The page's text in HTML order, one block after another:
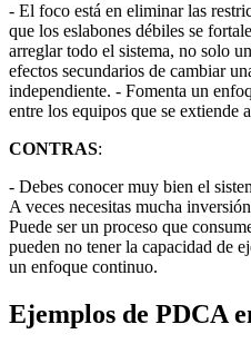
- El foco está en eliminar las
que los eslabones débiles se
arreglar todo el sistema, no solo
efectos secundarios de cambiar
independiente. - Fomenta un
entre los equipos que se extiende
CONTRAS:
- Debes conocer muy bien el
A veces necesitas mucha
Puede ser un proceso que
pueden no tener la capacidad de
un enfoque continuo.
Ejemplos de PDCA